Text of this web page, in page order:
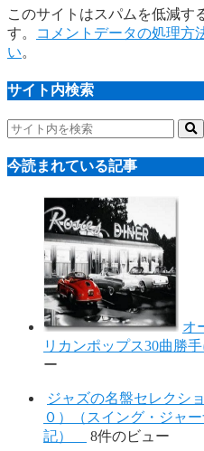
このサイトはスパムを低減す
す。
コメントデータの処理方
い。
サイト内検索
今読まれている記事
オ
リカンポップス30曲勝
ー
ジャズの名盤セレクシ
０）（スイング・ジャ
記）
8件のビュー